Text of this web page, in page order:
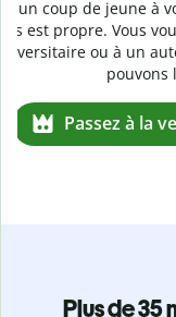
Vérifiez que vos
logiciel anti-plagiat.
secondes et
Plus de 35